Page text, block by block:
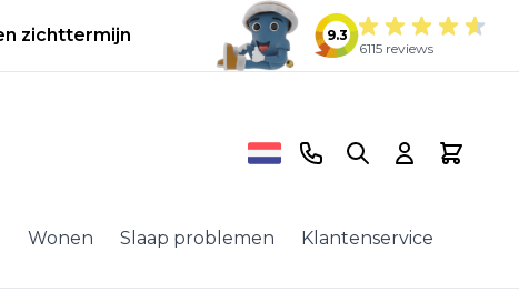
zichttermijn
9.3
6115 reviews
Wonen Slaap problemen Klantenservice
Telefoonnummer
Search Cart